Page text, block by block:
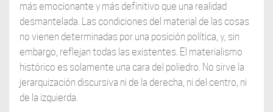
más emocionante y más definitivo que una realidad
desmantelada. Las condiciones del material de las cosas
no vienen determinadas por una posición política, y, sin
embargo, reflejan todas las existentes. El materialismo
histórico es solamente una cara del poliedro. No sirve la
jerarquización discursiva ni de la derecha, ni del centro, ni
de la izquierda.